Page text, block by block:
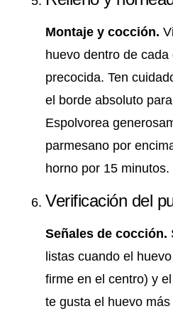
Montaje y cocción.
huevo dentro de
precocida. Ten
el borde absoluto
Espolvorea
parmesano por
horno por 15 minutos.
Verificación del
Señales de cocción.
listas cuando el
firme en el centro) y
te gusta el huevo